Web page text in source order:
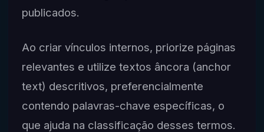
publicados.
Ao criar vínculos internos, priorize páginas
relevantes e utilize textos âncora (anchor
text) descritivos, preferencialmente
contendo palavras-chave específicas, o
que ajuda na classificação desses termos.